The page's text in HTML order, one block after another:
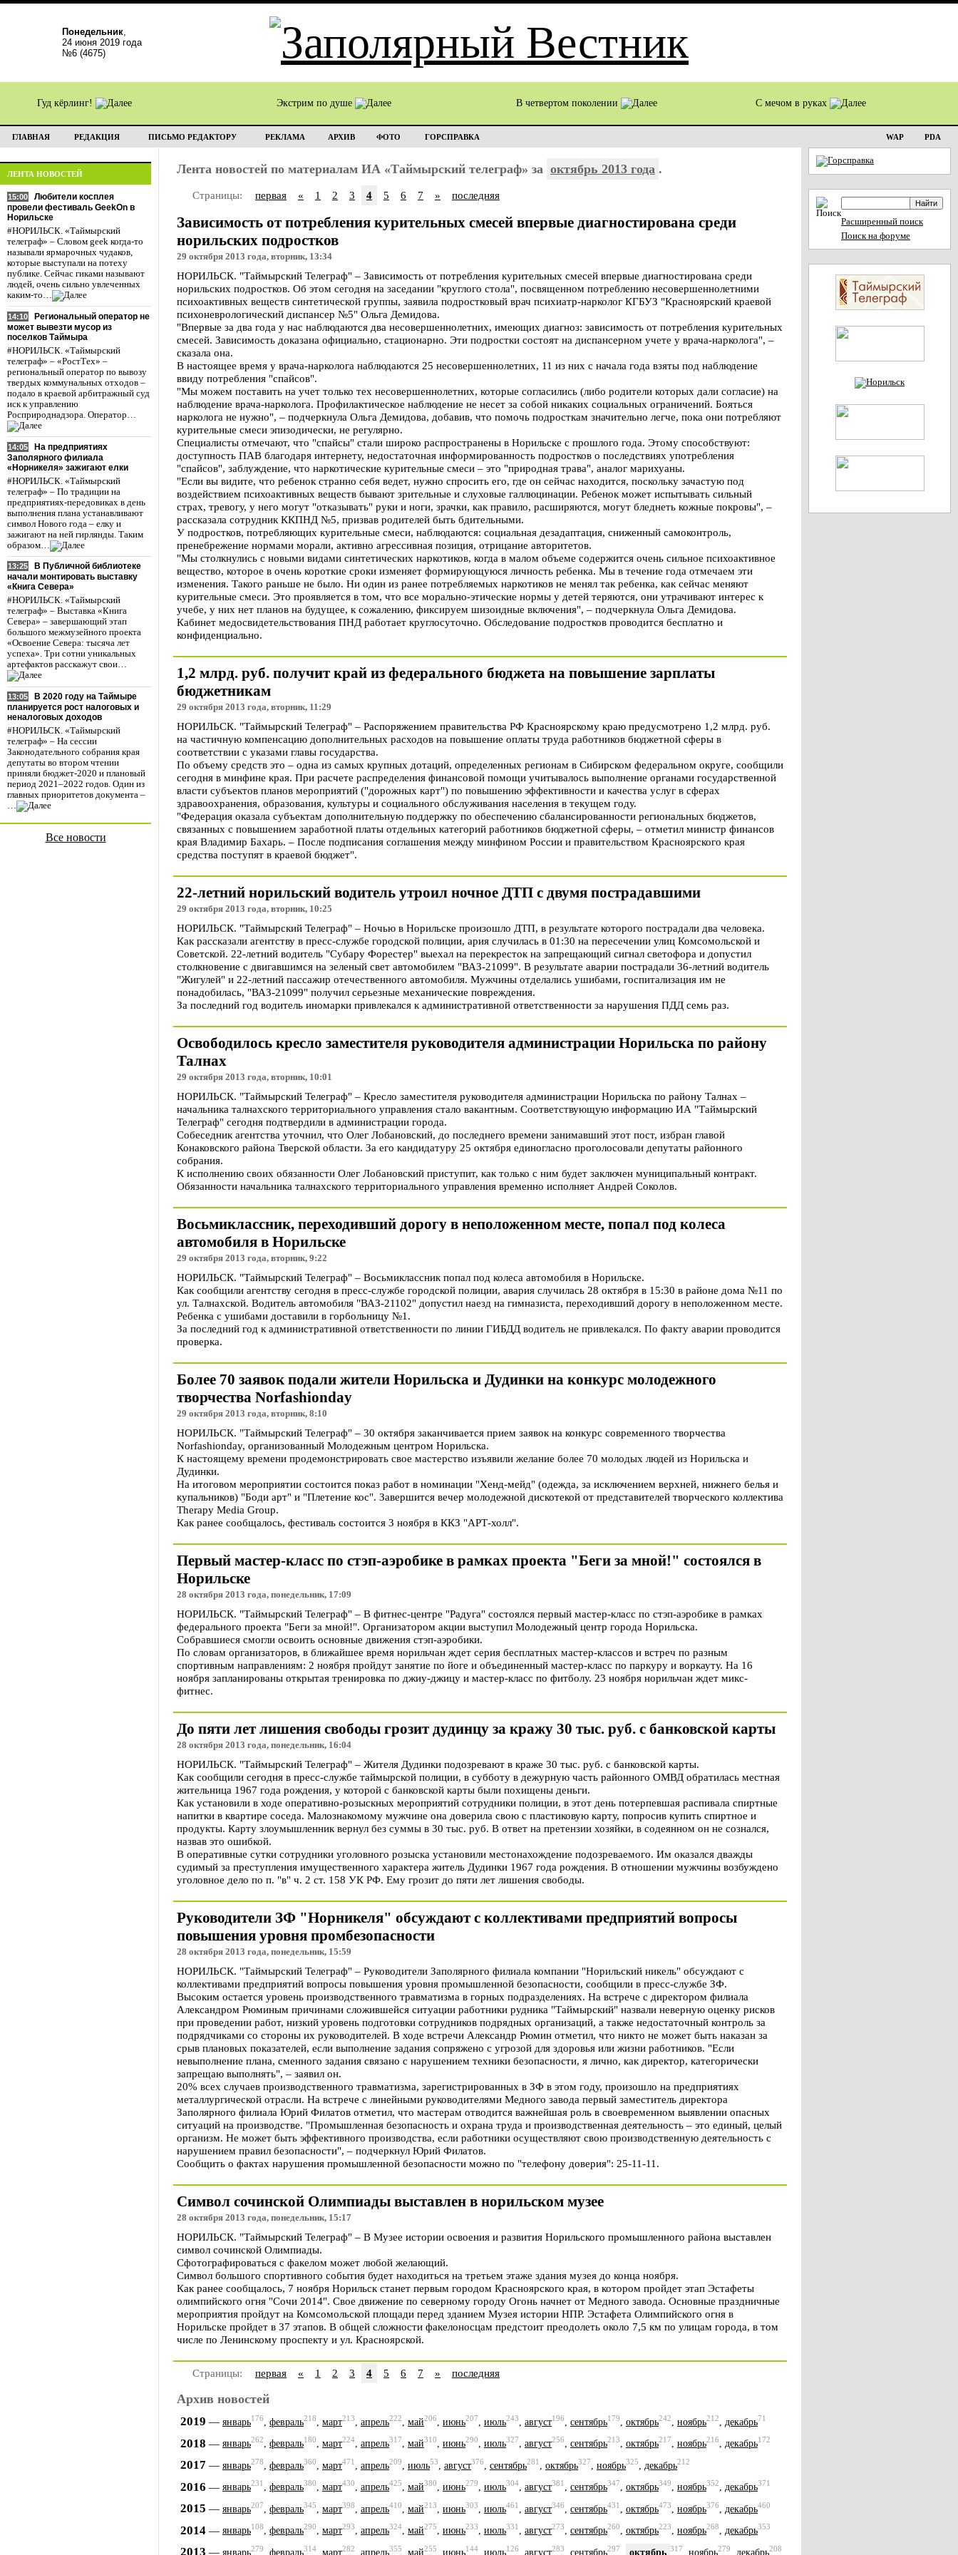
Понедельник,
24 июня 2019 года
№6 (4675)
Гуд кёрлинг! Экстрим по душе В четвертом поколении С мечом в руках
ГЛАВНАЯ РЕДАКЦИЯ ПИСЬМО РЕДАКТОРУ РЕКЛАМА АРХИВ ФОТО ГОРСПРАВКА WAP PDA
ЛЕНТА НОВОСТЕЙ
15:00
Любители косплея
провели фестиваль GeekOn в
Норильске
#НОРИЛЬСК. «Таймырский
телеграф» – Словом geek когда-то
называли ярмарочных чудаков,
которые выступали на потеху
публике. Сейчас гиками называют
людей, очень сильно увлеченных
каким-то…
14:10
Региональный оператор не
может вывезти мусор из
поселков Таймыра
#НОРИЛЬСК. «Таймырский
телеграф» – «РостТех» –
региональный оператор по вывозу
твердых коммунальных отходов –
подало в краевой арбитражный суд
иск к управлению
Росприроднадзора. Оператор…
14:05
На предприятиях
Заполярного филиала
«Норникеля» зажигают елки
#НОРИЛЬСК. «Таймырский
телеграф» – По традиции на
предприятиях-передовиках в день
выполнения плана устанавливают
символ Нового года – елку и
зажигают на ней гирлянды. Таким
образом…
13:25
В Публичной библиотеке
начали монтировать выставку
«Книга Севера»
#НОРИЛЬСК. «Таймырский
телеграф» – Выставка «Книга
Севера» – завершающий этап
большого межмузейного проекта
«Освоение Севера: тысяча лет
успеха». Три сотни уникальных
артефактов расскажут свои…
13:05
В 2020 году на Таймыре
планируется рост налоговых и
неналоговых доходов
#НОРИЛЬСК. «Таймырский
телеграф» – На сессии
Законодательного собрания края
депутаты во втором чтении
приняли бюджет-2020 и плановый
период 2021–2022 годов. Один из
главных приоритетов документа –
…
Все новости
Лента новостей по материалам ИА «Таймырский телеграф» за октябрь 2013 года .
Страницы: первая « 1 2 3 4 5 6 7 » последняя
Зависимость от потребления курительных смесей впервые диагностирована среди
норильских подростков
29 октября 2013 года, вторник, 13:34
НОРИЛЬСК. "Таймырский Телеграф" – Зависимость от потребления курительных смесей впервые диагностирована среди
норильских подростков. Об этом сегодня на заседании "круглого стола", посвященном потреблению несовершеннолетними
психоактивных веществ синтетической группы, заявила подростковый врач психиатр-нарколог КГБУЗ "Красноярский краевой
психоневрологический диспансер №5" Ольга Демидова.
"Впервые за два года у нас наблюдаются два несовершеннолетних, имеющих диагноз: зависимость от потребления курительных
смесей. Зависимость доказана официально, стационарно. Эти подростки состоят на диспансерном учете у врача-нарколога", –
сказала она.
В настоящее время у врача-нарколога наблюдаются 25 несовершеннолетних, 11 из них с начала года взяты под наблюдение
ввиду потребления "спайсов".
"Мы можем поставить на учет только тех несовершеннолетних, которые согласились (либо родители которых дали согласие) на
наблюдение врача-нарколога. Профилактическое наблюдение не несет за собой никаких социальных ограничений. Бояться
нарколога не нужно", – подчеркнула Ольга Демидова, добавив, что помочь подросткам значительно легче, пока они потребляют
курительные смеси эпизодически, не регулярно.
Специалисты отмечают, что "спайсы" стали широко распространены в Норильске с прошлого года. Этому способствуют:
доступность ПАВ благодаря интернету, недостаточная информированность подростков о последствиях употребления
"спайсов", заблуждение, что наркотические курительные смеси – это "природная трава", аналог марихуаны.
"Если вы видите, что ребенок странно себя ведет, нужно спросить его, где он сейчас находится, поскольку зачастую под
воздействием психоактивных веществ бывают зрительные и слуховые галлюцинации. Ребенок может испытывать сильный
страх, тревогу, у него могут "отказывать" руки и ноги, зрачки, как правило, расширяются, могут бледнеть кожные покровы", –
рассказала сотрудник ККПНД №5, призвав родителей быть бдительными.
У подростков, потребляющих курительные смеси, наблюдаются: социальная дезадаптация, сниженный самоконтроль,
пренебрежение нормами морали, активно агрессивная позиция, отрицание авторитетов.
"Мы столкнулись с новыми видами синтетических наркотиков, когда в малом объеме содержится очень сильное психоактивное
вещество, которое в очень короткие сроки изменяет формирующуюся личность ребенка. Мы в течение года отмечаем эти
изменения. Такого раньше не было. Ни один из ранее потребляемых наркотиков не менял так ребенка, как сейчас меняют
курительные смеси. Это проявляется в том, что все морально-этические нормы у детей теряются, они утрачивают интерес к
учебе, у них нет планов на будущее, к сожалению, фиксируем шизоидные включения", – подчеркнула Ольга Демидова.
Кабинет медосвидетельствования ПНД работает круглосуточно. Обследование подростков проводится бесплатно и
конфиденциально.
1,2 млрд. руб. получит край из федерального бюджета на повышение зарплаты
бюджетникам
29 октября 2013 года, вторник, 11:29
НОРИЛЬСК. "Таймырский Телеграф" – Распоряжением правительства РФ Красноярскому краю предусмотрено 1,2 млрд. руб.
на частичную компенсацию дополнительных расходов на повышение оплаты труда работников бюджетной сферы в
соответствии с указами главы государства.
По объему средств это – одна из самых крупных дотаций, определенных регионам в Сибирском федеральном округе, сообщили
сегодня в минфине края. При расчете распределения финансовой помощи учитывалось выполнение органами государственной
власти субъектов планов мероприятий ("дорожных карт") по повышению эффективности и качества услуг в сферах
здравоохранения, образования, культуры и социального обслуживания населения в текущем году.
"Федерация оказала субъектам дополнительную поддержку по обеспечению сбалансированности региональных бюджетов,
связанных с повышением заработной платы отдельных категорий работников бюджетной сферы, – отметил министр финансов
края Владимир Бахарь. – После подписания соглашения между минфином России и правительством Красноярского края
средства поступят в краевой бюджет".
22-летний норильский водитель утроил ночное ДТП с двумя пострадавшими
29 октября 2013 года, вторник, 10:25
НОРИЛЬСК. "Таймырский Телеграф" – Ночью в Норильске произошло ДТП, в результате которого пострадали два человека.
Как рассказали агентству в пресс-службе городской полиции, ария случилась в 01:30 на пересечении улиц Комсомольской и
Советской. 22-летний водитель "Субару Форестер" выехал на перекресток на запрещающий сигнал светофора и допустил
столкновение с двигавшимся на зеленый свет автомобилем "ВАЗ-21099". В результате аварии пострадали 36-летний водитель
"Жигулей" и 22-летний пассажир отечественного автомобиля. Мужчины отделались ушибами, госпитализация им не
понадобилась, "ВАЗ-21099" получил серьезные механические повреждения.
За последний год водитель иномарки привлекался к административной ответственности за нарушения ПДД семь раз.
Освободилось кресло заместителя руководителя администрации Норильска по району
Талнах
29 октября 2013 года, вторник, 10:01
НОРИЛЬСК. "Таймырский Телеграф" – Кресло заместителя руководителя администрации Норильска по району Талнах –
начальника талнахского территориального управления стало вакантным. Соответствующую информацию ИА "Таймырский
Телеграф" сегодня подтвердили в администрации города.
Собеседник агентства уточнил, что Олег Лобановский, до последнего времени занимавший этот пост, избран главой
Конаковского района Тверской области. За его кандидатуру 25 октября единогласно проголосовали депутаты районного
собрания.
К исполнению своих обязанности Олег Лобановский приступит, как только с ним будет заключен муниципальный контракт.
Обязанности начальника талнахского территориального управления временно исполняет Андрей Соколов.
Восьмиклассник, переходивший дорогу в неположенном месте, попал под колеса
автомобиля в Норильске
29 октября 2013 года, вторник, 9:22
НОРИЛЬСК. "Таймырский Телеграф" – Восьмиклассник попал под колеса автомобиля в Норильске.
Как сообщили агентству сегодня в пресс-службе городской полиции, авария случилась 28 октября в 15:30 в районе дома №11 по
ул. Талнахской. Водитель автомобиля "ВАЗ-21102" допустил наезд на гимназиста, переходивший дорогу в неположенном месте.
Ребенка с ушибами доставили в горбольницу №1.
За последний год к административной ответственности по линии ГИБДД водитель не привлекался. По факту аварии проводится
проверка.
Более 70 заявок подали жители Норильска и Дудинки на конкурс молодежного
творчества Norfashionday
29 октября 2013 года, вторник, 8:10
НОРИЛЬСК. "Таймырский Телеграф" – 30 октября заканчивается прием заявок на конкурс современного творчества
Norfashionday, организованный Молодежным центром Норильска.
К настоящему времени продемонстрировать свое мастерство изъявили желание более 70 молодых людей из Норильска и
Дудинки.
На итоговом мероприятии состоится показ работ в номинации "Хенд-мейд" (одежда, за исключением верхней, нижнего белья и
купальников) "Боди арт" и "Плетение кос". Завершится вечер молодежной дискотекой от представителей творческого коллектива
Therapy Media Group.
Как ранее сообщалось, фестиваль состоится 3 ноября в ККЗ "АРТ-холл".
Первый мастер-класс по стэп-аэробике в рамках проекта "Беги за мной!" состоялся в
Норильске
28 октября 2013 года, понедельник, 17:09
НОРИЛЬСК. "Таймырский Телеграф" – В фитнес-центре "Радуга" состоялся первый мастер-класс по стэп-аэробике в рамках
федерального проекта "Беги за мной!". Организатором акции выступил Молодежный центр города Норильска.
Собравшиеся смогли освоить основные движения стэп-аэробики.
По словам организаторов, в ближайшее время норильчан ждет серия бесплатных мастер-классов и встреч по разным
спортивным направлениям: 2 ноября пройдут занятие по йоге и объединенный мастер-класс по паркуру и воркауту. На 16
ноября запланированы открытая тренировка по джиу-джицу и мастер-класс по фитболу. 23 ноября норильчан ждет микс-
фитнес.
До пяти лет лишения свободы грозит дудинцу за кражу 30 тыс. руб. с банковской карты
28 октября 2013 года, понедельник, 16:04
НОРИЛЬСК. "Таймырский Телеграф" – Жителя Дудинки подозревают в краже 30 тыс. руб. с банковской карты.
Как сообщили сегодня в пресс-службе таймырской полиции, в субботу в дежурную часть районного ОМВД обратилась местная
жительница 1967 года рождения, у которой с банковской карты были похищены деньги.
Как установили в ходе оперативно-розыскных мероприятий сотрудники полиции, в этот день потерпевшая распивала спиртные
напитки в квартире соседа. Малознакомому мужчине она доверила свою с пластиковую карту, попросив купить спиртное и
продукты. Карту злоумышленник вернул без суммы в 30 тыс. руб. В ответ на претензии хозяйки, в содеянном он не сознался,
назвав это ошибкой.
В оперативные сутки сотрудники уголовного розыска установили местонахождение подозреваемого. Им оказался дважды
судимый за преступления имущественного характера житель Дудинки 1967 года рождения. В отношении мужчины возбуждено
уголовное дело по п. "в" ч. 2 ст. 158 УК РФ. Ему грозит до пяти лет лишения свободы.
Руководители ЗФ "Норникеля" обсуждают с коллективами предприятий вопросы
повышения уровня промбезопасности
28 октября 2013 года, понедельник, 15:59
НОРИЛЬСК. "Таймырский Телеграф" – Руководители Заполярного филиала компании "Норильский никель" обсуждают с
коллективами предприятий вопросы повышения уровня промышленной безопасности, сообщили в пресс-службе ЗФ.
Высоким остается уровень производственного травматизма в горных подразделениях. На встрече с директором филиала
Александром Рюминым причинами сложившейся ситуации работники рудника "Таймырский" назвали неверную оценку рисков
при проведении работ, низкий уровень подготовки сотрудников подрядных организаций, а также недостаточный контроль за
подрядчиками со стороны их руководителей. В ходе встречи Александр Рюмин отметил, что никто не может быть наказан за
срыв плановых показателей, если выполнение задания сопряжено с угрозой для здоровья или жизни работников. "Если
невыполнение плана, сменного задания связано с нарушением техники безопасности, я лично, как директор, категорически
запрещаю выполнять", – заявил он.
20% всех случаев производственного травматизма, зарегистрированных в ЗФ в этом году, произошло на предприятиях
металлургической отрасли. На встрече с линейными руководителями Медного завода первый заместитель директора
Заполярного филиала Юрий Филатов отметил, что мастерам отводится важнейшая роль в своевременном выявлении опасных
ситуаций на производстве. "Промышленная безопасность и охрана труда и производственная деятельность – это единый, целый
организм. Не может быть эффективного производства, если работники осуществляют свою производственную деятельность с
нарушением правил безопасности", – подчеркнул Юрий Филатов.
Сообщить о фактах нарушения промышленной безопасности можно по "телефону доверия": 25-11-11.
Символ сочинской Олимпиады выставлен в норильском музее
28 октября 2013 года, понедельник, 15:17
НОРИЛЬСК. "Таймырский Телеграф" – В Музее истории освоения и развития Норильского промышленного района выставлен
символ сочинской Олимпиады.
Сфотографироваться с факелом может любой желающий.
Символ большого спортивного события будет находиться на третьем этаже здания музея до конца ноября.
Как ранее сообщалось, 7 ноября Норильск станет первым городом Красноярского края, в котором пройдет этап Эстафеты
олимпийского огня "Сочи 2014". Свое движение по северному городу Огонь начнет от Медного завода. Основные праздничные
мероприятия пройдут на Комсомольской площади перед зданием Музея истории НПР. Эстафета Олимпийского огня в
Норильске пройдет в 37 этапов. В общей сложности факелоносцам предстоит преодолеть около 7,5 км по улицам города, в том
числе по Ленинскому проспекту и ул. Красноярской.
Страницы: первая « 1 2 3 4 5 6 7 » последняя
Архив новостей
2019 — январь176 февраль218 март213 апрель222 май206 июнь207 июль243 август196 сентябрь179 октябрь242 ноябрь212 декабрь71
2018 — январь262, февраль180, март224, апрель317, май310, июнь290, июль327, август256, сентябрь213, октябрь217, ноябрь216, декабрь172
2017 — январь278 февраль360 март471 апрель209 июль53 август376 сентябрь281 октябрь327 ноябрь325 декабрь212
2016 — январь231, февраль380, март430, апрель425, май380, июнь279, июль304, август381, сентябрь347, октябрь349, ноябрь352, декабрь371
2015 — январь207 февраль345 март398 апрель410 май213 июнь303 июль461 август346 сентябрь431 октябрь473 ноябрь376 декабрь460
2014 — январь108, февраль290, март293, апрель324, май275, июнь233, июль331, август273, сентябрь260, октябрь223, ноябрь268, декабрь353
2013 — январь279 февраль314 март282 апрель355 май255 июнь144 июль126 август283 сентябрь297 октябрь 317 ноябрь279 декабрь208
Расширенный поиск
Поиск на форуме